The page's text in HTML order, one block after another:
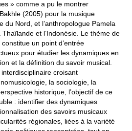
» comme a pu le montrer
(2005) pour la musique
du Nord, et l’anthropologue Pamela
et l’Indonésie. Le thème de
constitue un point d’entrée
pour étudier les dynamiques en
et la définition du savoir musical.
croisant
la sociologie, la
historique, l’objectif de ce
: identifier des dynamiques
des savoirs musicaux
régionales, liées à la variété